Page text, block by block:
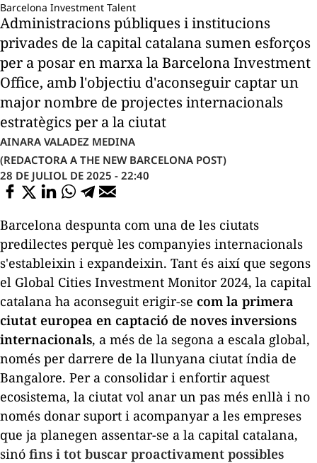
Barcelona Investment Talent
Administracions públiques i institucions
privades de la capital catalana sumen esforços
per a posar en marxa la Barcelona Investment
Office, amb l'objectiu d'aconseguir captar un
major nombre de projectes internacionals
estratègics per a la ciutat
AINARA VALADEZ MEDINA
(REDACTORA A THE NEW BARCELONA POST)
28 DE JULIOL DE 2025 - 22:40
Barcelona despunta com una de les ciutats
predilectes perquè les companyies internacionals
s'estableixin i expandeixin. Tant és així que segons
el Global Cities Investment Monitor 2024, la capital
catalana ha aconseguit erigir-se com la primera
ciutat europea en captació de noves inversions
internacionals, a més de la segona a escala global,
només per darrere de la llunyana ciutat índia de
Bangalore. Per a consolidar i enfortir aquest
ecosistema, la ciutat vol anar un pas més enllà i no
només donar suport i acompanyar a les empreses
que ja planegen assentar-se a la capital catalana,
sinó fins i tot buscar proactivament possibles